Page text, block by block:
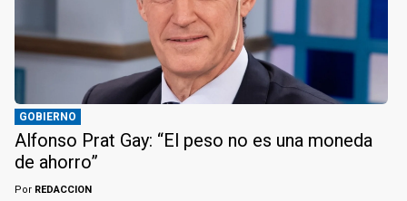
GOBIERNO
Alfonso Prat Gay: “El peso no es una moneda
de ahorro”
Por REDACCION